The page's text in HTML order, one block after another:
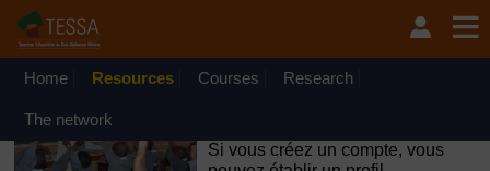
Passer au contenu principal
OpenLearn Create will be unavailable on Wednesday 12
August 2026 from 8am to 10.30am (GMT) due to routine
Home Resources Courses Research
The network
Si vous créez un compte, vous